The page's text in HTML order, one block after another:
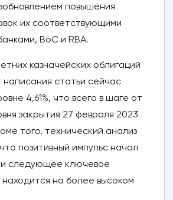
повышения
их соответствующими
BoC и RBA.
казначейских облигаций
статьи сейчас
4,61%, что всего в шаге от
закрытия 27 февраля 2023
того, технический анализ
позитивный импульс начал
и следующее ключевое
на более высоком